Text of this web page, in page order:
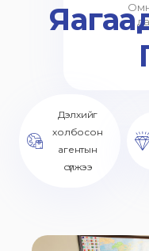
Дэлхийг
холбосон
агентын
сүлжээ